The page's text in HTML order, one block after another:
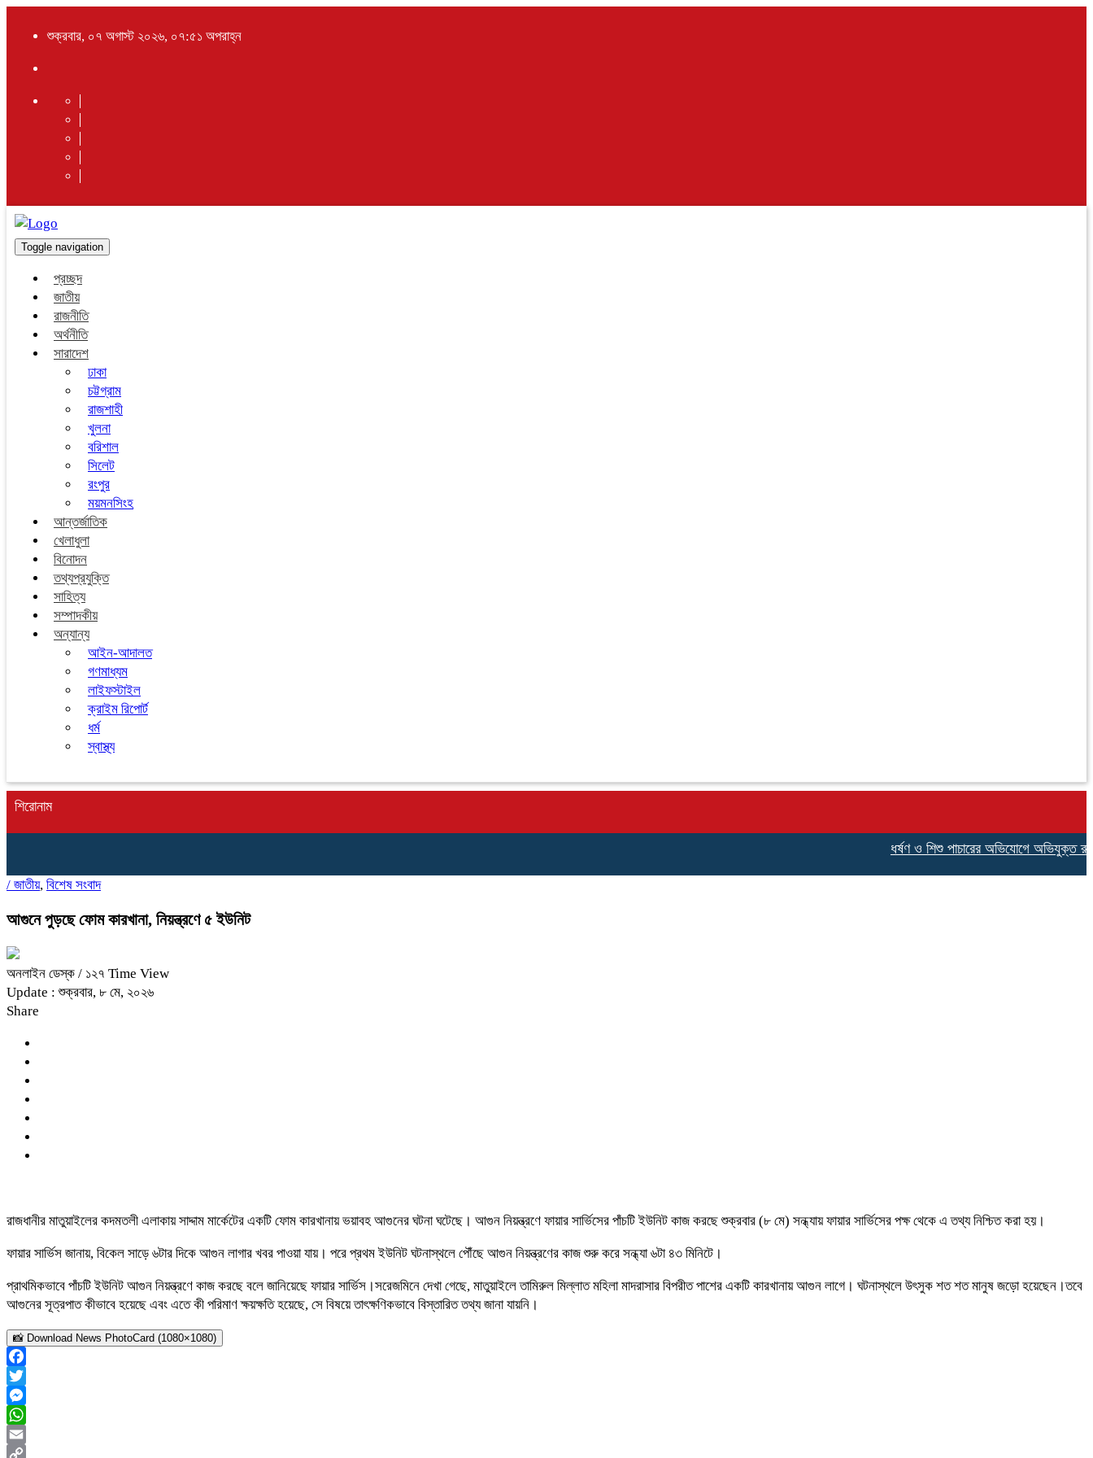
শুক্রবার, ০৭ অগাস্ট ২০২৬, ০৭:৫১ অপরাহ্ন
Toggle navigation
প্রচ্ছদ
জাতীয়
রাজনীতি
অর্থনীতি
সারাদেশ
ঢাকা
চট্টগ্রাম
রাজশাহী
খুলনা
বরিশাল
সিলেট
রংপুর
ময়মনসিংহ
আন্তর্জাতিক
খেলাধুলা
বিনোদন
তথ্যপ্রযুক্তি
সাহিত্য
সম্পাদকীয়
অন্যান্য
আইন-আদালত
গণমাধ্যম
লাইফস্টাইল
ক্রাইম রিপোর্ট
ধর্ম
স্বাস্থ্য
শিরোনাম
ধর্ষণ ও শিশু পাচারের অভিযোগে অভিযুক্ত রুখসার
/ জাতীয়, বিশেষ সংবাদ
আগুনে পুড়ছে ফোম কারখানা, নিয়ন্ত্রণে ৫ ইউনিট
অনলাইন ডেস্ক / ১২৭ Time View
Update : শুক্রবার, ৮ মে, ২০২৬
Share
রাজধানীর মাতুয়াইলের কদমতলী এলাকায় সাদ্দাম মার্কেটের একটি ফোম কারখানায় ভয়াবহ আগুনের ঘটনা ঘটেছে। আগুন নিয়ন্ত্রণে ফায়ার সার্ভিসের পাঁচটি ইউনিট কাজ করছে শুক্রবার (৮ মে) সন্ধ্যায় ফায়ার সার্ভিসের পক্ষ থেকে এ তথ্য নিশ্চিত করা হয়।
ফায়ার সার্ভিস জানায়, বিকেল সাড়ে ৬টার দিকে আগুন লাগার খবর পাওয়া যায়। পরে প্রথম ইউনিট ঘটনাস্থলে পৌঁছে আগুন নিয়ন্ত্রণের কাজ শুরু করে সন্ধ্যা ৬টা ৪৩ মিনিটে।
প্রাথমিকভাবে পাঁচটি ইউনিট আগুন নিয়ন্ত্রণে কাজ করছে বলে জানিয়েছে ফায়ার সার্ভিস।সরেজমিনে দেখা গেছে, মাতুয়াইলে তামিরুল মিল্লাত মহিলা মাদরাসার বিপরীত পাশের একটি কারখানায় আগুন লাগে। ঘটনাস্থলে উৎসুক শত শত মানুষ জড়ো হয়েছেন।তবে
আগুনের সূত্রপাত কীভাবে হয়েছে এবং এতে কী পরিমাণ ক্ষয়ক্ষতি হয়েছে, সে বিষয়ে তাৎক্ষণিকভাবে বিস্তারিত তথ্য জানা যায়নি।
📸 Download News PhotoCard (1080×1080)
Facebook
Twitter
Messenger
WhatsApp
Email